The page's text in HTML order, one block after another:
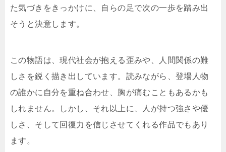
た気づきをきっかけに、自らの足で次の一歩を踏み出
そうと決意します。
この物語は、現代社会が抱える歪みや、人間関係の難
しさを鋭く描き出しています。読みながら、登場人物
の誰かに自分を重ね合わせ、胸が痛むこともあるかも
しれません。しかし、それ以上に、人が持つ強さや優
しさ、そして回復力を信じさせてくれる作品でもあり
ます。